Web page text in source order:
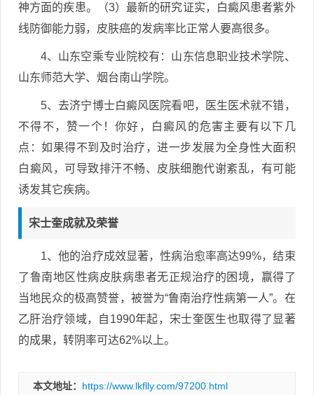
神方面的疾患。（3）最新的研究证实，白癜风患者紫外
线防御能力弱，皮肤癌的发病率比正常人要高很多。
4、山东空乘专业院校有：山东信息职业技术学院、
山东师范大学、烟台南山学院。
5、去济宁博士白癜风医院看吧，医生医术就不错，
不得不，赞一个！你好，白癜风的危害主要有以下几
点：如果得不到及时治疗，进一步发展为全身性大面积
白癜风，可导致排汗不畅、皮肤细胞代谢紊乱，有可能
诱发其它疾病。
宋士奎成就及荣誉
1、他的治疗成效显著，性病治愈率高达99%，结束
了鲁南地区性病皮肤病患者无正规治疗的困境，赢得了
当地民众的极高赞誉，被誉为“鲁南治疗性病第一人”。在
乙肝治疗领域，自1990年起，宋士奎医生也取得了显著
的成果，转阴率可达62%以上。
本文地址： https://www.lkflly.com/97200.html